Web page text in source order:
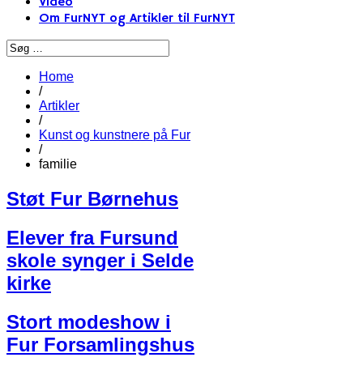
Om FurNYT og Artikler til FurNYT
Home
/
Artikler
/
Kunst og kunstnere på Fur
/
familie
Støt Fur Børnehus
Elever fra Fursund
skole synger i Selde
kirke
Stort modeshow i
Fur Forsamlingshus